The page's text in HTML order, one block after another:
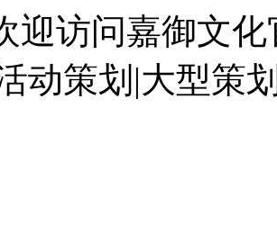
迎访问嘉御文
动策划|大型策